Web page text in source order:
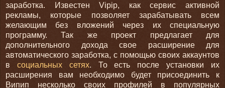
заработка. Известен Vipip, как сервис активной
рекламы, которые позволяет зарабатывать всем
желающим без вложений через их специальную
программу. Так же проект предлагает для
дополнительного дохода свое расширение для
автоматического заработка, с помощью своих аккаунтов
в социальных сетях. То есть после установки их
расширения вам необходимо будет присоединить к
Випип несколько своих профилей в популярных